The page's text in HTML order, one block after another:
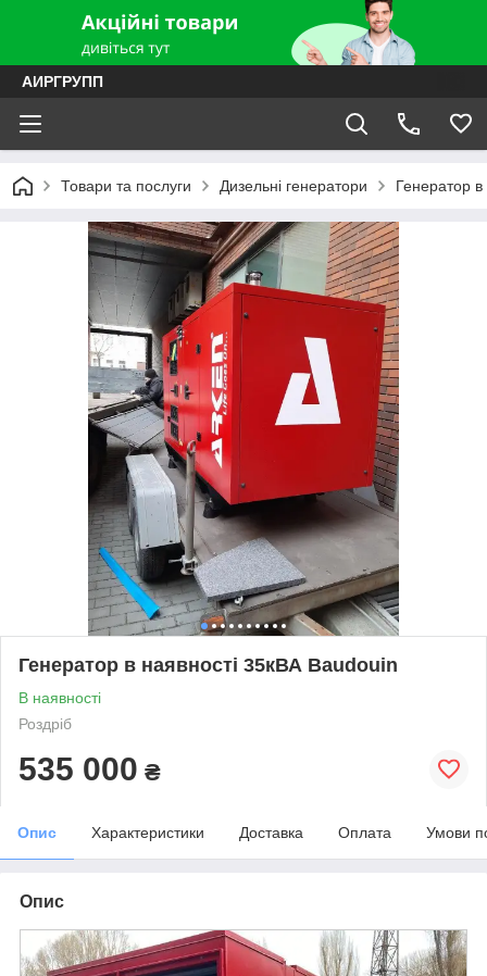
АИРГРУПП
Товари та послуги Дизельні генератори Генератор
Генератор в наявності 35кВА Baudouin
В наявності
Роздріб
535 000 ₴
Опис Характеристики Доставка Оплата Умови
Опис